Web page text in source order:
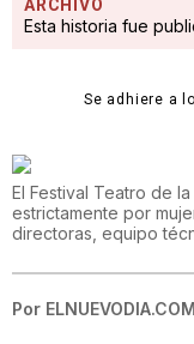
ARCHIVO
Esta historia fue
Se adhiere a
El Festival Teatro de
estrictamente por
directoras, equipo
Por ELNUEVODIA.COM